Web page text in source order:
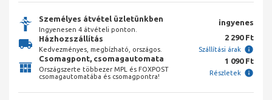
Személyes átvétel üzletünkben
Ingyenesen 4 átvételi ponton.
ingyenes
Házhozszállítás
Kedvezményes, megbízható, országos.
2 290 Ft
Szállítási árak
Csomagpont, csomagautomata
Országszerte többezer MPL és FOXPOST
csomagautomatába és csomagpontra!
1 090 Ft
Részletek